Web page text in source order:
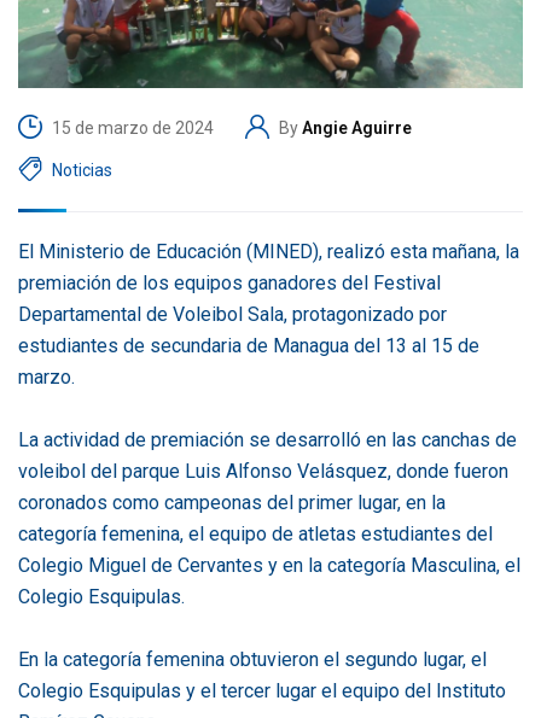
15 de marzo de 2024 ByAngie Aguirre
Noticias
El Ministerio de Educación (MINED), realizó esta mañana, la
premiación de los equipos ganadores del Festival
Departamental de Voleibol Sala, protagonizado por
estudiantes de secundaria de Managua del 13 al 15 de
marzo.
La actividad de premiación se desarrolló en las canchas de
voleibol del parque Luis Alfonso Velásquez, donde fueron
coronados como campeonas del primer lugar, en la
categoría femenina, el equipo de atletas estudiantes del
Colegio Miguel de Cervantes y en la categoría Masculina, el
Colegio Esquipulas.
En la categoría femenina obtuvieron el segundo lugar, el
Colegio Esquipulas y el tercer lugar el equipo del Instituto